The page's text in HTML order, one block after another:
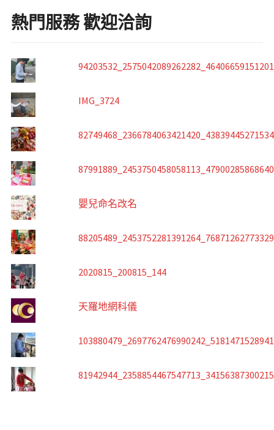
熱門服務 歡迎洽詢
IMG_3724
嬰兒命名改名
2020815_200815_144
天羅地網科儀